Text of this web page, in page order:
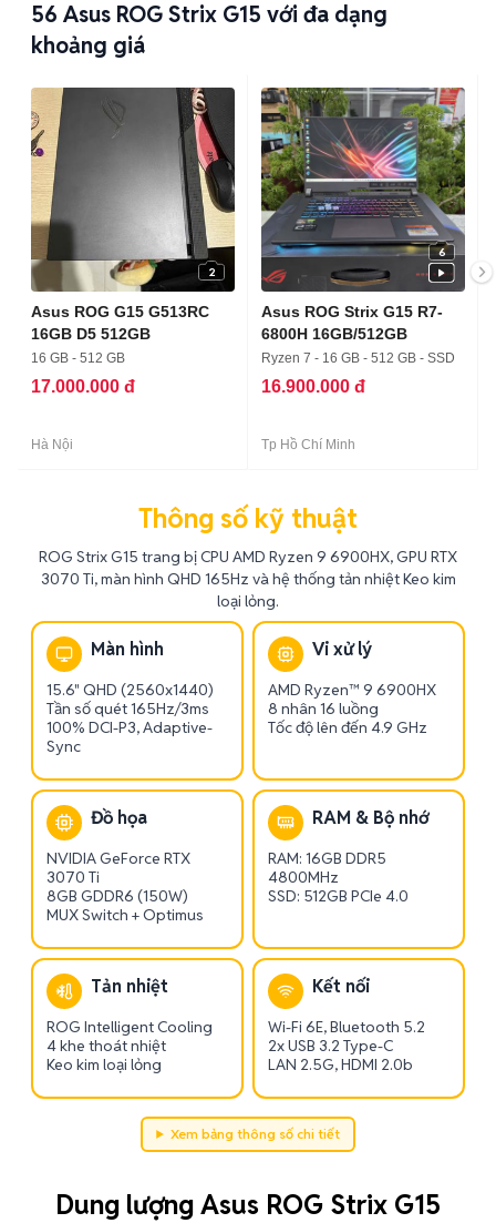
56 Asus ROG Strix G15 với đa dạng
khoảng giá
2
Asus ROG G15 G513RC
16GB D5 512GB
16 GB - 512 GB
17.000.000 đ
Hà Nội
6
Asus ROG Strix G15 R7-
6800H 16GB/512GB
Ryzen 7 - 16 GB - 512 GB - SSD
16.900.000 đ
Tp Hồ Chí Minh
Thông số kỹ thuật
ROG Strix G15 trang bị CPU AMD Ryzen 9 6900HX, GPU RTX
3070 Ti, màn hình QHD 165Hz và hệ thống tản nhiệt Keo kim
loại lỏng.
Màn hình
15.6" QHD (2560x1440)
Tần số quét 165Hz/3ms
100% DCI-P3, Adaptive-
Sync
Vi xử lý
AMD Ryzen™ 9 6900HX
8 nhân 16 luồng
Tốc độ lên đến 4.9 GHz
Đồ họa
NVIDIA GeForce RTX
3070 Ti
8GB GDDR6 (150W)
MUX Switch + Optimus
RAM & Bộ nhớ
RAM: 16GB DDR5
4800MHz
SSD: 512GB PCIe 4.0
Tản nhiệt
ROG Intelligent Cooling
4 khe thoát nhiệt
Keo kim loại lỏng
Kết nối
Wi-Fi 6E, Bluetooth 5.2
2x USB 3.2 Type-C
LAN 2.5G, HDMI 2.0b
Xem bảng thông số chi tiết
Dung lượng Asus ROG Strix G15